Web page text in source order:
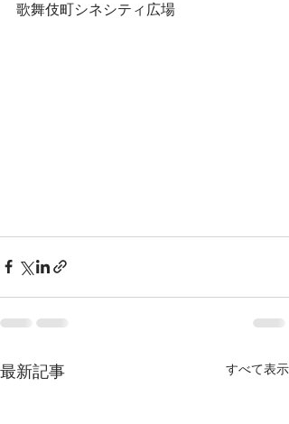
歌舞伎町シネシティ広場
最新記事 すべて表示